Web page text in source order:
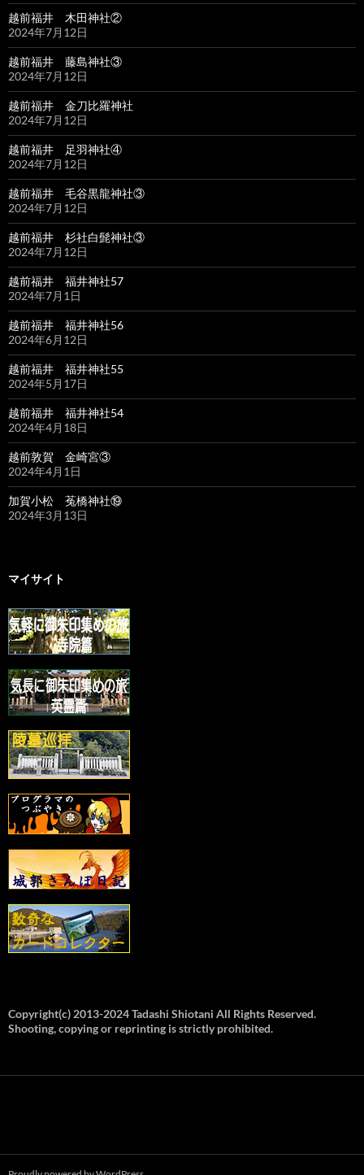
越前福井 木田神社②
2024年7月12日
越前福井 藤島神社③
2024年7月12日
越前福井 金刀比羅神社
2024年7月12日
越前福井 足羽神社④
2024年7月12日
越前福井 毛谷黒龍神社③
2024年7月12日
越前福井 杉社白髭神社③
2024年7月12日
越前福井 福井神社57
2024年7月1日
越前福井 福井神社56
2024年6月12日
越前福井 福井神社55
2024年5月17日
越前福井 福井神社54
2024年4月18日
越前敦賀 金崎宮③
2024年4月1日
加賀小松 菟橋神社⑲
2024年3月13日
マイサイト
Copyright(c) 2013-2024 Tadashi Shiotani All Rights Reserved.
Shooting, copying or reprinting is strictly prohibited.